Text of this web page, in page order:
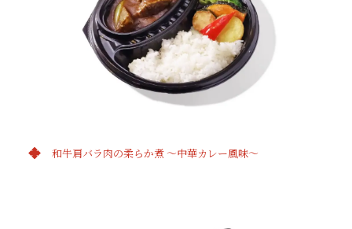
和牛肩バラ肉の柔らか煮 ～中華カレー風味～